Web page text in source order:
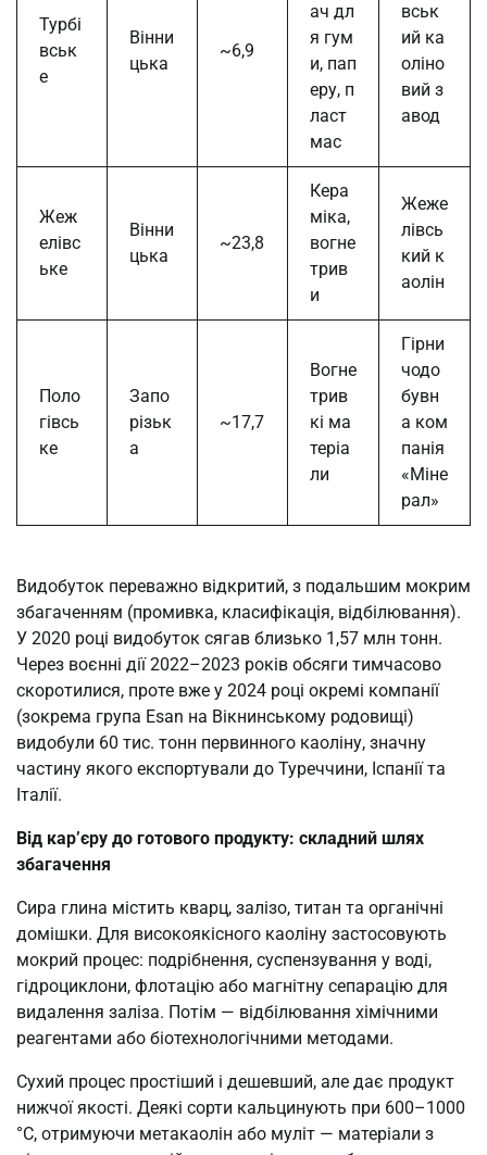
Турбі
вськ
е
Вінни
цька
~6,9
ач дл
я гум
и, пап
еру, п
ласт
мас
вськ
ий ка
оліно
вий з
авод
Жеж
елівс
ьке
Вінни
цька
~23,8
Кера
міка,
вогне
трив
и
Жеже
лівсь
кий к
аолін
Поло
гівсь
ке
Запо
різьк
а
~17,7
Вогне
трив
кі ма
теріа
ли
Гірни
чодо
бувн
а ком
панія
«Міне
рал»
Видобуток переважно відкритий, з подальшим мокрим
збагаченням (промивка, класифікація, відбілювання).
У 2020 році видобуток сягав близько 1,57 млн тонн.
Через воєнні дії 2022–2023 років обсяги тимчасово
скоротилися, проте вже у 2024 році окремі компанії
(зокрема група Esan на Вікнинському родовищі)
видобули 60 тис. тонн первинного каоліну, значну
частину якого експортували до Туреччини, Іспанії та
Італії.
Від кар’єру до готового продукту: складний шлях
збагачення
Сира глина містить кварц, залізо, титан та органічні
домішки. Для високоякісного каоліну застосовують
мокрий процес: подрібнення, суспензування у воді,
гідроциклони, флотацію або магнітну сепарацію для
видалення заліза. Потім — відбілювання хімічними
реагентами або біотехнологічними методами.
Сухий процес простіший і дешевший, але дає продукт
нижчої якості. Деякі сорти кальцинують при 600–1000
°C, отримуючи метакаолін або муліт — матеріали з